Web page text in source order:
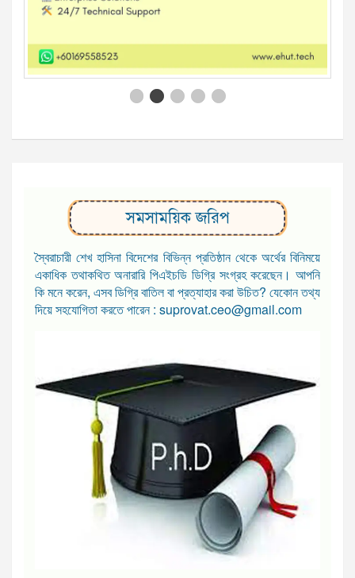
সমসাময়িক জরিপ
স্বৈরাচারী শেখ হাসিনা বিদেশের বিভিন্ন প্রতিষ্ঠান থেকে অর্থের বিনিময়ে
একাধিক তথাকথিত অনারারি পিএইচডি ডিগ্রি সংগ্রহ করেছেন। আপনি
কি মনে করেন, এসব ডিগ্রি বাতিল বা প্রত্যাহার করা উচিত? যেকোন তথ্য
দিয়ে সহযোগিতা করতে পারেন : suprovat.ceo@gmail.com